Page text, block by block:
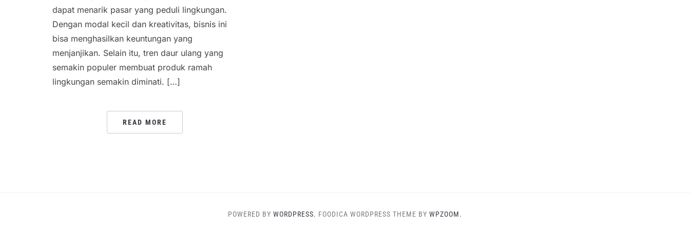
dapat menarik pasar yang peduli lingkungan.
Dengan modal kecil dan kreativitas, bisnis ini
bisa menghasilkan keuntungan yang
menjanjikan. Selain itu, tren daur ulang yang
semakin populer membuat produk ramah
lingkungan semakin diminati. […]
READ MORE
POWERED BY WORDPRESS. FOODICA WORDPRESS THEME BY WPZOOM.